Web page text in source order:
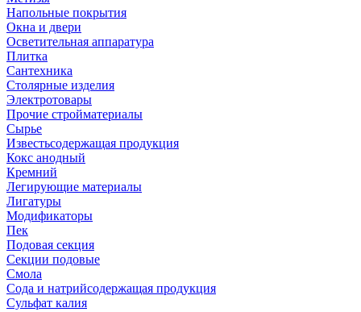
Напольные покрытия
Окна и двери
Осветительная аппаратура
Плитка
Сантехника
Столярные изделия
Электротовары
Прочие стройматериалы
Сырье
Известьсодержащая продукция
Кокс анодный
Кремний
Легирующие материалы
Лигатуры
Модификаторы
Пек
Подовая секция
Секции подовые
Смола
Сода и натрийсодержащая продукция
Сульфат калия